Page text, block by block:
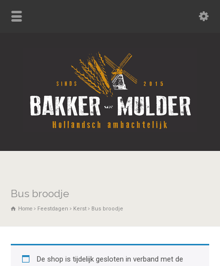
Bus broodje
Home Feestdagen Kerst Bus broodje
De shop is tijdelijk gesloten in verband met de